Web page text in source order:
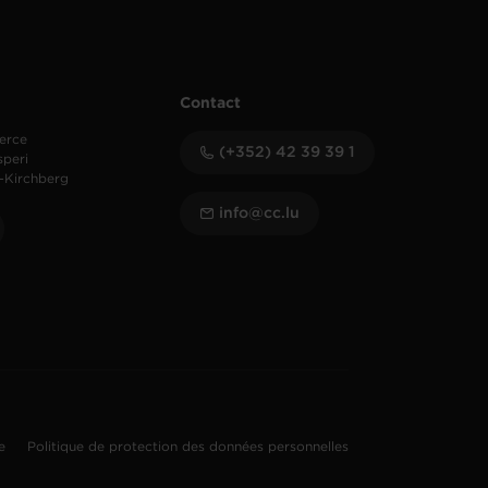
Kirchberg
Contact
(+352) 42 39 39 1
info@cc.lu
Politique de protection des données personnelles